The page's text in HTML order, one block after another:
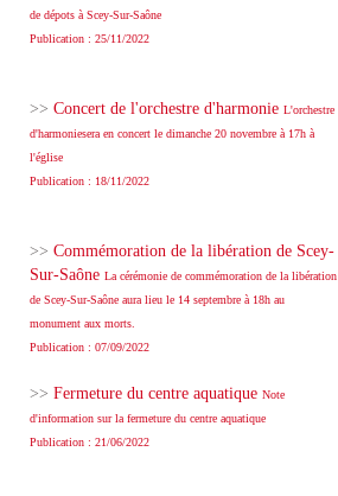
de dépots à Scey-Sur-Saône
Publication : 25/11/2022
>> Concert de l'orchestre d'harmonie L'orchestre
d'harmoniesera en concert le dimanche 20 novembre à 17h à
l'église
Publication : 18/11/2022
>> Commémoration de la libération de Scey-
Sur-Saône La cérémonie de commémoration de la libération
de Scey-Sur-Saône aura lieu le 14 septembre à 18h au
monument aux morts.
Publication : 07/09/2022
>> Fermeture du centre aquatique Note
d'information sur la fermeture du centre aquatique
Publication : 21/06/2022